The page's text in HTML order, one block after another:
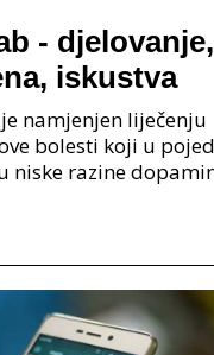
- djelovanje,
iskustva
namjenjen liječenju
bolesti koji u
razine